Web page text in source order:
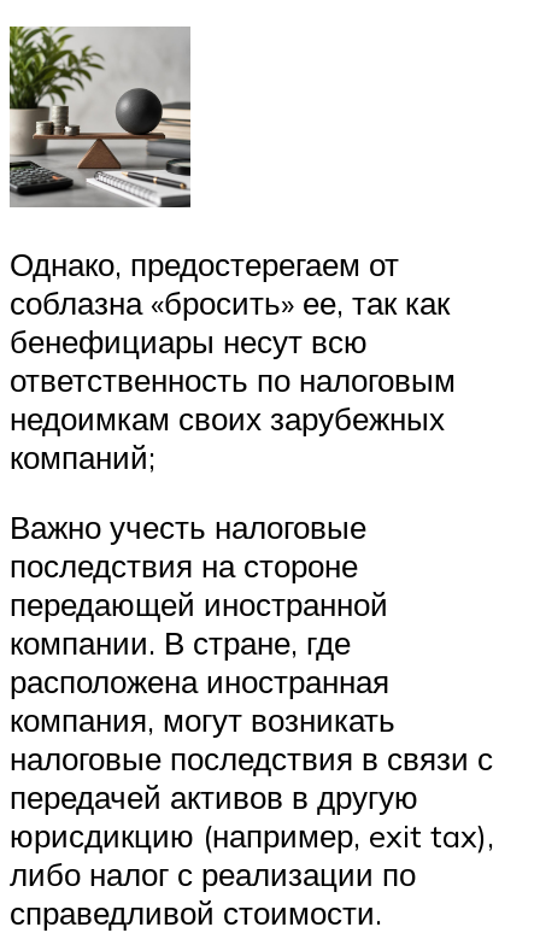
Однако, предостерегаем от
соблазна «бросить» ее, так как
бенефициары несут всю
ответственность по налоговым
недоимкам своих зарубежных
компаний;
Важно учесть налоговые
последствия на стороне
передающей иностранной
компании. В стране, где
расположена иностранная
компания, могут возникать
налоговые последствия в связи с
передачей активов в другую
юрисдикцию (например, exit tax),
либо налог с реализации по
справедливой стоимости.